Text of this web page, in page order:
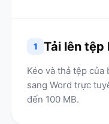
1 Tải lên tệp
Kéo và thả tệp của
sang Word trực
đến 100 MB.